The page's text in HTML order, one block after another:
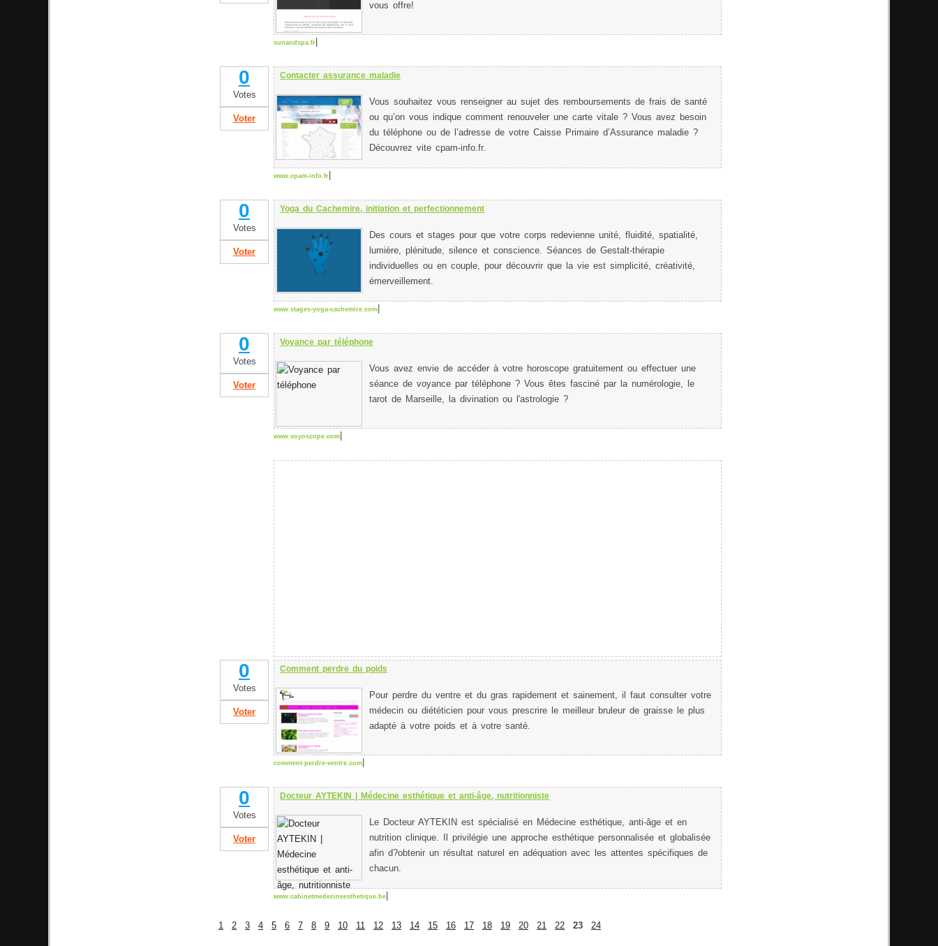
vous offre!
sunandspa.fr
0
Votes
Voter
Contacter assurance maladie
Vous souhaitez vous renseigner au sujet des remboursements de frais de santé
ou qu’on vous indique comment renouveler une carte vitale ? Vous avez besoin
du téléphone ou de l’adresse de votre Caisse Primaire d’Assurance maladie ?
Découvrez vite cpam-info.fr.
www.cpam-info.fr
0
Votes
Voter
Yoga du Cachemire, initiation et perfectionnement
Des cours et stages pour que votre corps redevienne unité, fluidité, spatialité,
lumière, plénitude, silence et conscience. Séances de Gestalt-thérapie
individuelles ou en couple, pour découvrir que la vie est simplicité, créativité,
émerveillement.
www.stages-yoga-cachemire.com
0
Votes
Voter
Voyance par téléphone
Vous avez envie de accéder à votre horoscope gratuitement ou effectuer une
séance de voyance par téléphone ? Vous êtes fasciné par la numérologie, le
tarot de Marseille, la divination ou l'astrologie ?
www.voyoscope.com
0
Votes
Voter
Comment perdre du poids
Pour perdre du ventre et du gras rapidement et sainement, il faut consulter votre
médecin ou diététicien pour vous prescrire le meilleur bruleur de graisse le plus
adapté à votre poids et à votre santé.
comment-perdre-ventre.com
0
Votes
Voter
Docteur AYTEKIN | Médecine esthétique et anti-âge, nutritionniste
Le Docteur AYTEKIN est spécialisé en Médecine esthétique, anti-âge et en
nutrition clinique. Il privilégie une approche esthétique personnalisée et globalisée
afin d?obtenir un résultat naturel en adéquation avec les attentes spécifiques de
chacun.
www.cabinetmedecineesthetique.be
1 2 3 4 5 6 7 8 9 10 11 12 13 14 15 16 17 18 19 20 21 22 23 24